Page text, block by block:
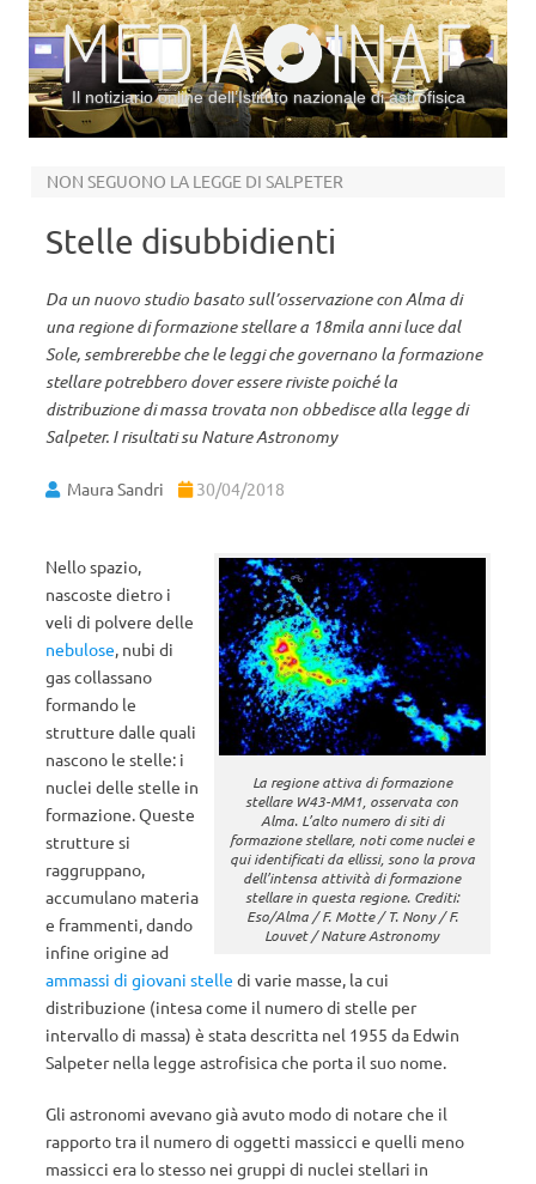
Il notiziario online dell’Istituto nazionale di astrofisica
NON SEGUONO LA LEGGE DI SALPETER
Stelle disubbidienti
Da un nuovo studio basato sull’osservazione con Alma di
una regione di formazione stellare a 18mila anni luce dal
Sole, sembrerebbe che le leggi che governano la formazione
stellare potrebbero dover essere riviste poiché la
distribuzione di massa trovata non obbedisce alla legge di
Salpeter. I risultati su Nature Astronomy
Maura Sandri 30/04/2018
La regione attiva di formazione
stellare W43-MM1, osservata con
Alma. L’alto numero di siti di
formazione stellare, noti come nuclei e
qui identificati da ellissi, sono la prova
dell’intensa attività di formazione
stellare in questa regione. Crediti:
Eso/Alma / F. Motte / T. Nony / F.
Louvet / Nature Astronomy
Nello spazio,
nascoste dietro i
veli di polvere delle
nebulose, nubi di
gas collassano
formando le
strutture dalle quali
nascono le stelle: i
nuclei delle stelle in
formazione. Queste
strutture si
raggruppano,
accumulano materia
e frammenti, dando
infine origine ad
ammassi di giovani stelle di varie masse, la cui
distribuzione (intesa come il numero di stelle per
intervallo di massa) è stata descritta nel 1955 da Edwin
Salpeter nella legge astrofisica che porta il suo nome.
Gli astronomi avevano già avuto modo di notare che il
rapporto tra il numero di oggetti massicci e quelli meno
massicci era lo stesso nei gruppi di nuclei stellari in